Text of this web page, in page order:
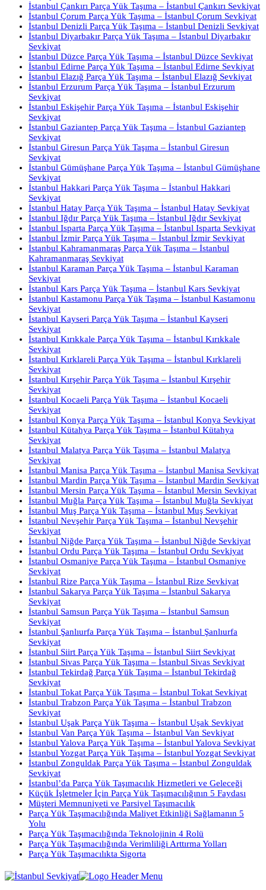
İstanbul Çankırı Parça Yük Taşıma – İstanbul Çankırı Sevkiyat
İstanbul Çorum Parça Yük Taşıma – İstanbul Çorum Sevkiyat
İstanbul Denizli Parça Yük Taşıma – İstanbul Denizli Sevkiyat
İstanbul Diyarbakır Parça Yük Taşıma – İstanbul Diyarbakır
Sevkiyat
İstanbul Düzce Parça Yük Taşıma – İstanbul Düzce Sevkiyat
İstanbul Edirne Parça Yük Taşıma – İstanbul Edirne Sevkiyat
İstanbul Elazığ Parça Yük Taşıma – İstanbul Elazığ Sevkiyat
İstanbul Erzurum Parça Yük Taşıma – İstanbul Erzurum
Sevkiyat
İstanbul Eskişehir Parça Yük Taşıma – İstanbul Eskişehir
Sevkiyat
İstanbul Gaziantep Parça Yük Taşıma – İstanbul Gaziantep
Sevkiyat
İstanbul Giresun Parça Yük Taşıma – İstanbul Giresun
Sevkiyat
İstanbul Gümüşhane Parça Yük Taşıma – İstanbul Gümüşhane
Sevkiyat
İstanbul Hakkari Parça Yük Taşıma – İstanbul Hakkari
Sevkiyat
İstanbul Hatay Parça Yük Taşıma – İstanbul Hatay Sevkiyat
İstanbul Iğdır Parça Yük Taşıma – İstanbul Iğdır Sevkiyat
İstanbul Isparta Parça Yük Taşıma – İstanbul Isparta Sevkiyat
İstanbul İzmir Parça Yük Taşıma – İstanbul İzmir Sevkiyat
İstanbul Kahramanmaraş Parça Yük Taşıma – İstanbul
Kahramanmaraş Sevkiyat
İstanbul Karaman Parça Yük Taşıma – İstanbul Karaman
Sevkiyat
İstanbul Kars Parça Yük Taşıma – İstanbul Kars Sevkiyat
İstanbul Kastamonu Parça Yük Taşıma – İstanbul Kastamonu
Sevkiyat
İstanbul Kayseri Parça Yük Taşıma – İstanbul Kayseri
Sevkiyat
İstanbul Kırıkkale Parça Yük Taşıma – İstanbul Kırıkkale
Sevkiyat
İstanbul Kırklareli Parça Yük Taşıma – İstanbul Kırklareli
Sevkiyat
İstanbul Kırşehir Parça Yük Taşıma – İstanbul Kırşehir
Sevkiyat
İstanbul Kocaeli Parça Yük Taşıma – İstanbul Kocaeli
Sevkiyat
İstanbul Konya Parça Yük Taşıma – İstanbul Konya Sevkiyat
İstanbul Kütahya Parça Yük Taşıma – İstanbul Kütahya
Sevkiyat
İstanbul Malatya Parça Yük Taşıma – İstanbul Malatya
Sevkiyat
İstanbul Manisa Parça Yük Taşıma – İstanbul Manisa Sevkiyat
İstanbul Mardin Parça Yük Taşıma – İstanbul Mardin Sevkiyat
İstanbul Mersin Parça Yük Taşıma – İstanbul Mersin Sevkiyat
İstanbul Muğla Parça Yük Taşıma – İstanbul Muğla Sevkiyat
İstanbul Muş Parça Yük Taşıma – İstanbul Muş Sevkiyat
İstanbul Nevşehir Parça Yük Taşıma – İstanbul Nevşehir
Sevkiyat
İstanbul Niğde Parça Yük Taşıma – İstanbul Niğde Sevkiyat
İstanbul Ordu Parça Yük Taşıma – İstanbul Ordu Sevkiyat
İstanbul Osmaniye Parça Yük Taşıma – İstanbul Osmaniye
Sevkiyat
İstanbul Rize Parça Yük Taşıma – İstanbul Rize Sevkiyat
İstanbul Sakarya Parça Yük Taşıma – İstanbul Sakarya
Sevkiyat
İstanbul Samsun Parça Yük Taşıma – İstanbul Samsun
Sevkiyat
İstanbul Şanlıurfa Parça Yük Taşıma – İstanbul Şanlıurfa
Sevkiyat
İstanbul Siirt Parça Yük Taşıma – İstanbul Siirt Sevkiyat
İstanbul Sivas Parça Yük Taşıma – İstanbul Sivas Sevkiyat
İstanbul Tekirdağ Parça Yük Taşıma – İstanbul Tekirdağ
Sevkiyat
İstanbul Tokat Parça Yük Taşıma – İstanbul Tokat Sevkiyat
İstanbul Trabzon Parça Yük Taşıma – İstanbul Trabzon
Sevkiyat
İstanbul Uşak Parça Yük Taşıma – İstanbul Uşak Sevkiyat
İstanbul Van Parça Yük Taşıma – İstanbul Van Sevkiyat
İstanbul Yalova Parça Yük Taşıma – İstanbul Yalova Sevkiyat
İstanbul Yozgat Parça Yük Taşıma – İstanbul Yozgat Sevkiyat
İstanbul Zonguldak Parça Yük Taşıma – İstanbul Zonguldak
Sevkiyat
İstanbul’da Parça Yük Taşımacılık Hizmetleri ve Geleceği
Küçük İşletmeler İçin Parça Yük Taşımacılığının 5 Faydası
Müşteri Memnuniyeti ve Parsiyel Taşımacılık
Parça Yük Taşımacılığında Maliyet Etkinliği Sağlamanın 5
Yolu
Parça Yük Taşımacılığında Teknolojinin 4 Rolü
Parça Yük Taşımacılığında Verimliliği Arttırma Yolları
Parça Yük Taşımacılıkta Sigorta